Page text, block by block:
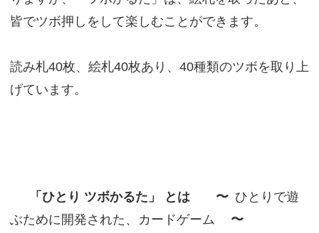
皆でツボ押しをして楽しむことができます。
読み札40枚、絵札40枚あり、40種類のツボを取り上
げています。
「ひとり ツボかるた」 とは 〜 ひとりで遊
ぶために開発された、カードゲーム
〜